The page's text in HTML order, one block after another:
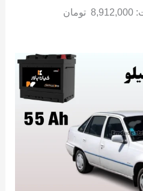
8,912,000 تومان